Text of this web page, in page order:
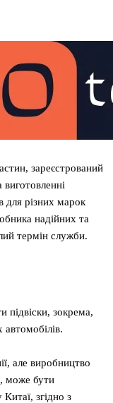
зареєстрований
виготовленні
для різних марок
надійних та
термін служби.
підвіски, зокрема,
але виробництво
може бути
згідно з